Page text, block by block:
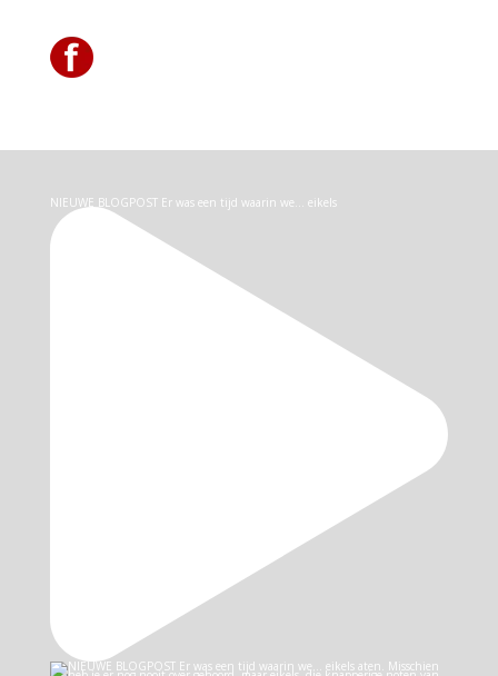
NIEUWE BLOGPOST Er was een tijd waarin we… eikels